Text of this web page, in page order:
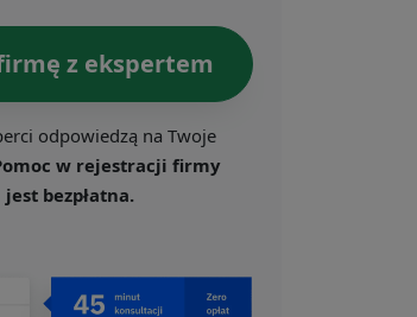
z ekspertem
odpowiedzą na Twoje
w rejestracji firmy
jest bezpłatna.